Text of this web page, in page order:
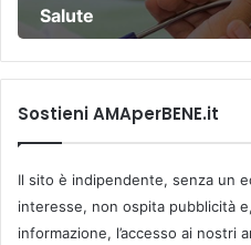
Salute
Sostieni AMAperBENE.it
Il sito è indipendente, senza un
interesse, non ospita pubblicità
informazione, l’accesso ai nostri